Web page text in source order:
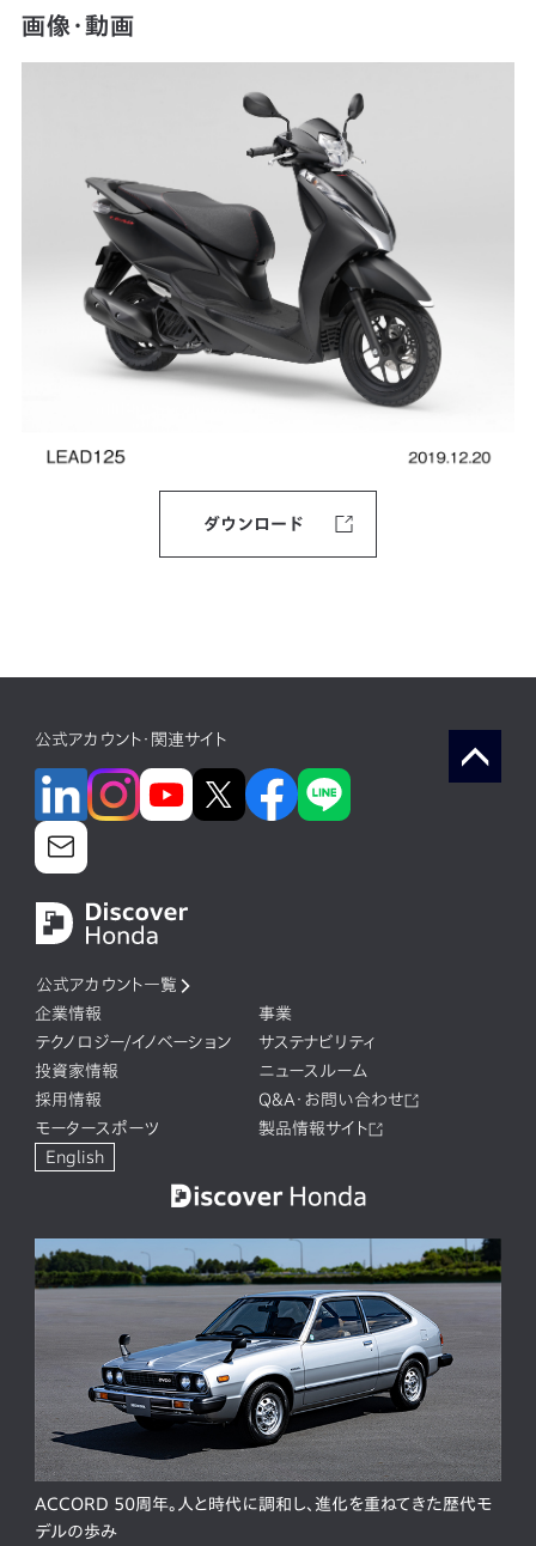
画像・動画
ダウンロード
公式アカウント・関連サイト
公式アカウント一覧
企業情報
事業
テクノロジー/イノベーション
サステナビリティ
投資家情報
ニュースルーム
採用情報
Q&A・お問い合わせ
モータースポーツ
製品情報サイト
English
ACCORD 50周年。人と時代に調和し、進化を重ねてきた歴代モ
デルの歩み